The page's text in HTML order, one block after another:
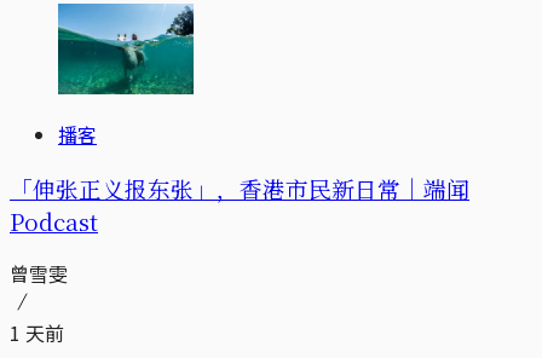
播客
「伸张正义报东张」，香港市民新日常｜端闻
Podcast
曾雪雯
1 天前